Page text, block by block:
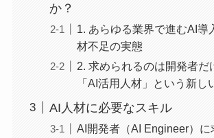
か？
1. あらゆる業界で進むAI導
材不足の実態
2. 求められるのは開発者だ
「AI活用人材」という新し
AI人材に必要なスキル
AI開発者（AI Engineer）に